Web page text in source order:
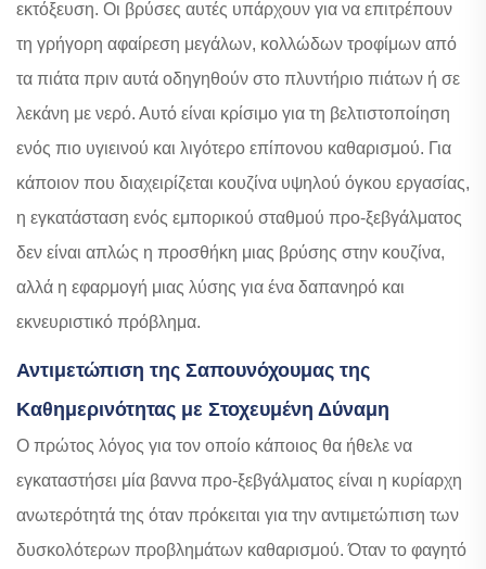
εκτόξευση. Οι βρύσες αυτές υπάρχουν για να επιτρέπουν
τη γρήγορη αφαίρεση μεγάλων, κολλώδων τροφίμων από
τα πιάτα πριν αυτά οδηγηθούν στο πλυντήριο πιάτων ή σε
λεκάνη με νερό. Αυτό είναι κρίσιμο για τη βελτιστοποίηση
ενός πιο υγιεινού και λιγότερο επίπονου καθαρισμού. Για
κάποιον που διαχειρίζεται κουζίνα υψηλού όγκου εργασίας,
η εγκατάσταση ενός εμπορικού σταθμού προ-ξεβγάλματος
δεν είναι απλώς η προσθήκη μιας βρύσης στην κουζίνα,
αλλά η εφαρμογή μιας λύσης για ένα δαπανηρό και
εκνευριστικό πρόβλημα.
Αντιμετώπιση της Σαπουνόχουμας της
Καθημερινότητας με Στοχευμένη Δύναμη
Ο πρώτος λόγος για τον οποίο κάποιος θα ήθελε να
εγκαταστήσει μία βαννα προ-ξεβγάλματος είναι η κυρίαρχη
ανωτερότητά της όταν πρόκειται για την αντιμετώπιση των
δυσκολότερων προβλημάτων καθαρισμού. Όταν το φαγητό